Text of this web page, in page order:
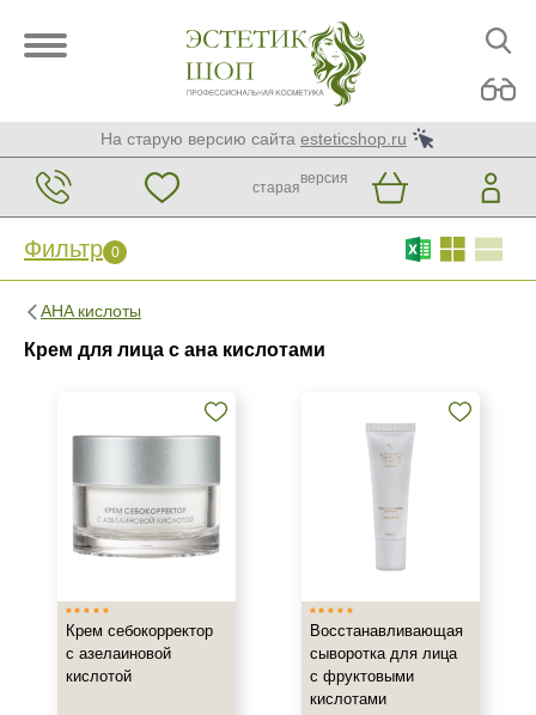
На старую версию сайта esteticshop.ru
старая
версия
Фильтр 0
AHA кислоты
Крем для лица с ана кислотами
Фильтр 0
KORA Phytocosmetics
Страна
Россия
Франция
Тип товара
Крем себокорректор
с азелаиновой
кислотой
Восстанавливающая
сыворотка для лица
с фруктовыми
кислотами